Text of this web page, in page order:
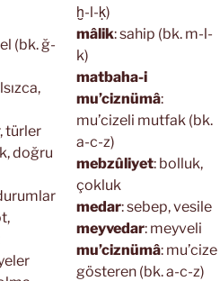
(bk. ğ-
türler
doğru
ḫ-l-ḳ)
mâlik: sahip (bk. m-l-
k)
matbaha-i
mu’ciznümâ:
mu’cizeli mutfak (bk.
a-c-z)
mebzûliyet: bolluk,
çokluk
medar: sebep, vesile
meyvedar: meyveli
mu’ciznümâ: mu’cize
gösteren (bk. a-c-z)